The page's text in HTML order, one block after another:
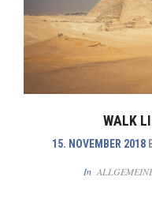
WALK
15. NOVEMBER 2018
In